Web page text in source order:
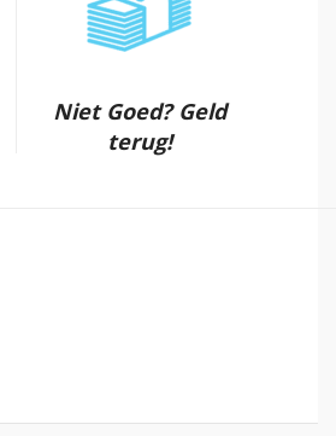
Niet Goed? Geld
terug!